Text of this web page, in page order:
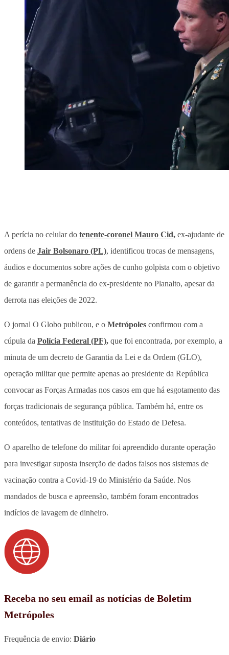
A perícia no celular do tenente-coronel Mauro Cid, ex-ajudante de
ordens de Jair Bolsonaro (PL), identificou trocas de mensagens,
áudios e documentos sobre ações de cunho golpista com o objetivo
de garantir a permanência do ex-presidente no Planalto, apesar da
derrota nas eleições de 2022.
O jornal O Globo publicou, e o Metrópoles confirmou com a
cúpula da Polícia Federal (PF), que foi encontrada, por exemplo, a
minuta de um decreto de Garantia da Lei e da Ordem (GLO),
operação militar que permite apenas ao presidente da República
convocar as Forças Armadas nos casos em que há esgotamento das
forças tradicionais de segurança pública. Também há, entre os
conteúdos, tentativas de instituição do Estado de Defesa.
O aparelho de telefone do militar foi apreendido durante operação
para investigar suposta inserção de dados falsos nos sistemas de
vacinação contra a Covid-19 do Ministério da Saúde. Nos
mandados de busca e apreensão, também foram encontrados
indícios de lavagem de dinheiro.
Receba no seu email as notícias de Boletim
Metrópoles
Frequência de envio: Diário